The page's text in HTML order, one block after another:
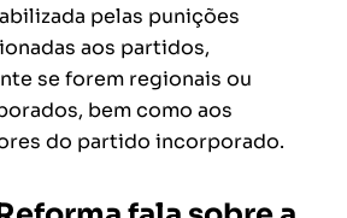
pelas punições
aos partidos,
se forem regionais ou
bem como aos
do partido incorporado.